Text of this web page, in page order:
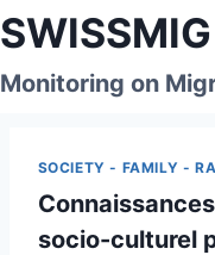
Skip
to
content
SWISSMIG
Monitoring on
SOCIETY - FAMILY -
socio-culturel